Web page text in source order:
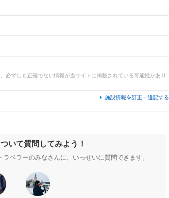
必ずしも正確でない情報が当サイトに掲載されている可能性があり
施設情報を訂正・追記する
いて質問してみよう！
ベラーのみなさんに、いっせいに質問できます。